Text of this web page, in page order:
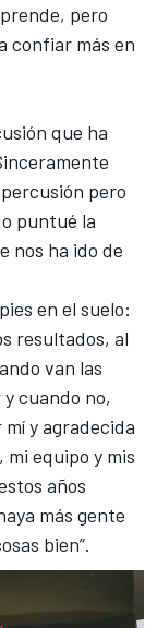
pero
confiar más en
que ha
pero
puntué la
nos ha ido de
en el suelo:
resultados, al
van las
cuando no,
y agradecida
equipo y mis
años
más gente
bien”.